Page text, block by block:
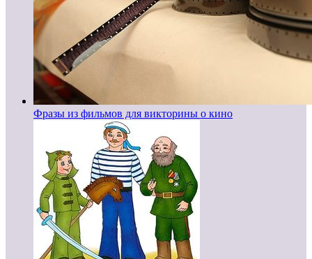
Фразы из фильмов для викторины о кино